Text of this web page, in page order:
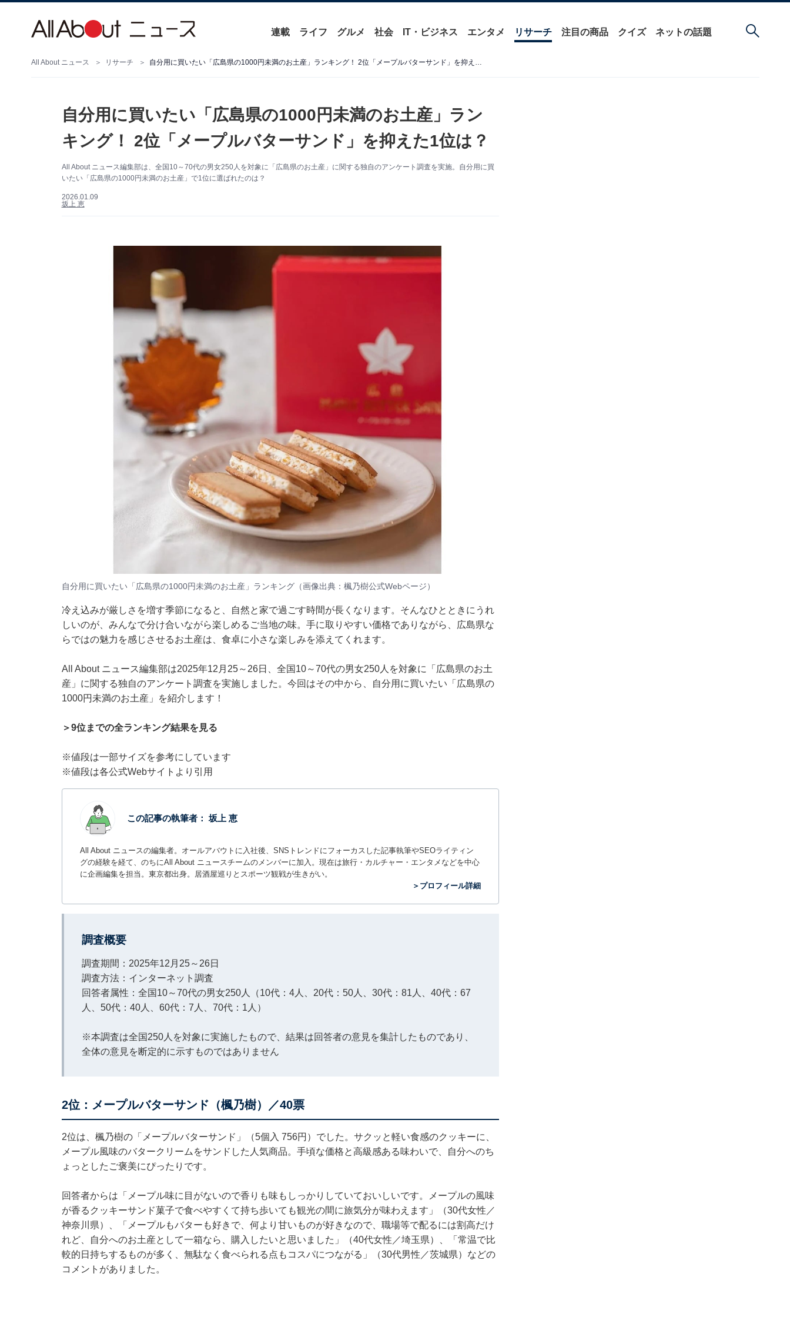
連載 ライフ グルメ 社会 IT・ビジネス エンタメ リサーチ 注目の商品 クイズ ネットの話題
All About ニュース リサーチ 自分用に買いたい「広島県の1000円未満のお土産」ランキング！ 2位「メープルバターサンド」を抑えた1位は？
自分用に買いたい「広島県の1000円未満のお土産」ラン
キング！ 2位「メープルバターサンド」を抑えた1位は？
All About ニュース編集部は、全国10～70代の男女250人を対象に「広島県のお土産」に関する独自のアンケート調査を実施。自分用に買
いたい「広島県の1000円未満のお土産」で1位に選ばれたのは？
2026.01.09
坂上 恵
自分用に買いたい「広島県の1000円未満のお土産」ランキング（画像出典： 楓乃樹公式Webページ）
冷え込みが厳しさを増す季節になると、自然と家で過ごす時間が長くなります。そんなひとときにうれ
しいのが、みんなで分け合いながら楽しめるご当地の味。手に取りやすい価格でありながら、広島県な
らではの魅力を感じさせるお土産は、食卓に小さな楽しみを添えてくれます。
All About ニュース編集部は2025年12月25～26日、全国10～70代の男女250人を対象に「広島県のお土
産」に関する独自のアンケート調査を実施しました。今回はその中から、自分用に買いたい「広島県の
1000円未満のお土産」を紹介します！
＞9位までの全ランキング結果を見る
※値段は一部サイズを参考にしています
※値段は各公式Webサイトより引用
この記事の執筆者： 坂上 恵
All About ニュースの編集者。オールアバウトに入社後、SNSトレンドにフォーカスした記事執筆やSEOライティン
グの経験を経て、のちにAll About ニュースチームのメンバーに加入。現在は旅行・カルチャー・エンタメなどを中心
に企画編集を担当。東京都出身。居酒屋巡りとスポーツ観戦が生きがい。
＞プロフィール詳細
調査概要
調査期間：2025年12月25～26日
調査方法：インターネット調査
回答者属性：全国10～70代の男女250人（10代：4人、20代：50人、30代：81人、40代：67
人、50代：40人、60代：7人、70代：1人）
※本調査は全国250人を対象に実施したもので、結果は回答者の意見を集計したものであり、
全体の意見を断定的に示すものではありません
2位：メープルバターサンド（楓乃樹）／40票
2位は、楓乃樹の「メープルバターサンド」（5個入 756円）でした。サクッと軽い食感のクッキーに、
メープル風味のバタークリームをサンドした人気商品。手頃な価格と高級感ある味わいで、自分へのち
ょっとしたご褒美にぴったりです。
回答者からは「メープル味に目がないので香りも味もしっかりしていておいしいです。メープルの風味
が香るクッキーサンド菓子で食べやすくて持ち歩いても観光の間に旅気分が味わえます」（30代女性／
神奈川県）、「メープルもバターも好きで、何より甘いものが好きなので、職場等で配るには割高だけ
れど、自分へのお土産として一箱なら、購入したいと思いました」（40代女性／埼玉県）、「常温で比
較的日持ちするものが多く、無駄なく食べられる点もコスパにつながる」（30代男性／茨城県）などの
コメントがありました。